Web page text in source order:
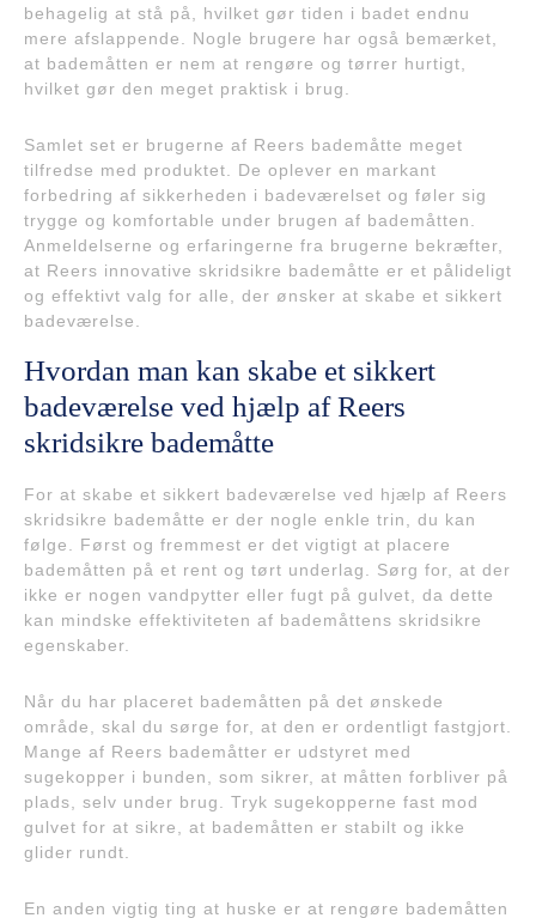
behagelig at stå på, hvilket gør tiden i badet endnu
mere afslappende. Nogle brugere har også bemærket,
at bademåtten er nem at rengøre og tørrer hurtigt,
hvilket gør den meget praktisk i brug.
Samlet set er brugerne af Reers bademåtte meget
tilfredse med produktet. De oplever en markant
forbedring af sikkerheden i badeværelset og føler sig
trygge og komfortable under brugen af bademåtten.
Anmeldelserne og erfaringerne fra brugerne bekræfter,
at Reers innovative skridsikre bademåtte er et pålideligt
og effektivt valg for alle, der ønsker at skabe et sikkert
badeværelse.
Hvordan man kan skabe et sikkert
badeværelse ved hjælp af Reers
skridsikre bademåtte
For at skabe et sikkert badeværelse ved hjælp af Reers
skridsikre bademåtte er der nogle enkle trin, du kan
følge. Først og fremmest er det vigtigt at placere
bademåtten på et rent og tørt underlag. Sørg for, at der
ikke er nogen vandpytter eller fugt på gulvet, da dette
kan mindske effektiviteten af bademåttens skridsikre
egenskaber.
Når du har placeret bademåtten på det ønskede
område, skal du sørge for, at den er ordentligt fastgjort.
Mange af Reers bademåtter er udstyret med
sugekopper i bunden, som sikrer, at måtten forbliver på
plads, selv under brug. Tryk sugekopperne fast mod
gulvet for at sikre, at bademåtten er stabilt og ikke
glider rundt.
En anden vigtig ting at huske er at rengøre bademåtten